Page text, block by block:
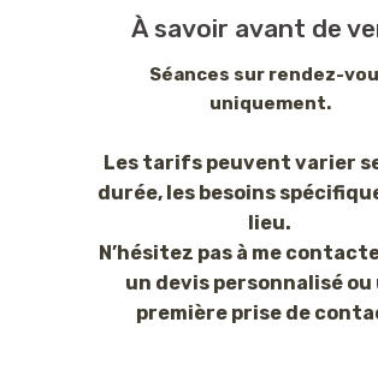
À savoir avant de
Séances sur rendez-
uniquement.
Les tarifs peuvent varier
durée, les besoins
lieu.
N’hésitez pas à me
un devis personnalisé ou
première prise de